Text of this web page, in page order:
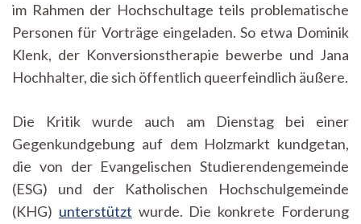
im Rahmen der Hochschultage teils problematische
Personen für Vorträge eingeladen. So etwa Dominik
Klenk, der Konversionstherapie bewerbe und Jana
Hochhalter, die sich öffentlich queerfeindlich äußere.
Die Kritik wurde auch am Dienstag bei einer
Gegenkundgebung auf dem Holzmarkt kundgetan,
die von der Evangelischen Studierendengemeinde
(ESG) und der Katholischen Hochschulgemeinde
(KHG) unterstützt wurde. Die konkrete Forderung